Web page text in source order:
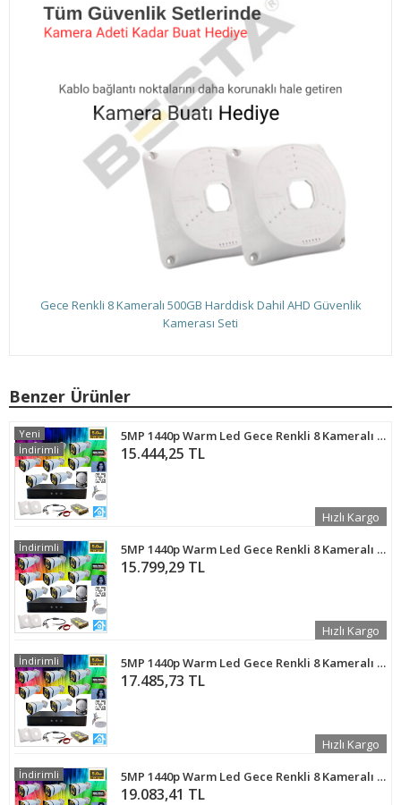
Gece Renkli 8 Kameralı 500GB Harddisk Dahil AHD Güvenlik
Kamerası Seti
Benzer Ürünler
5MP 1440p Warm Led Gece Renkli 8 Kameralı 250GB Harddisk Dahil AHD Güvenlik Kamerası Seti - ST-58250T
15.444,25 TL
Yeni
İndirimli
Hızlı Kargo
5MP 1440p Warm Led Gece Renkli 8 Kameralı 320GB Harddisk Dahil AHD Güvenlik Kamerası Seti - ST-58320T
15.799,29 TL
İndirimli
Hızlı Kargo
5MP 1440p Warm Led Gece Renkli 8 Kameralı 1 TB Harddisk Dahil AHD Güvenlik Kamerası Seti - ST-581T
17.485,73 TL
İndirimli
Hızlı Kargo
5MP 1440p Warm Led Gece Renkli 8 Kameralı 2 TB Harddisk Dahil AHD Güvenlik Kamerası Seti - ST-582T
19.083,41 TL
İndirimli